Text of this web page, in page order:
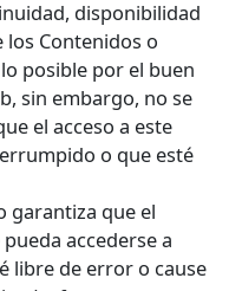
disponibilidad
los Contenidos o
posible por el buen
sin embargo, no se
el acceso a este
o que esté
garantiza que el
accederse a
libre de error o cause